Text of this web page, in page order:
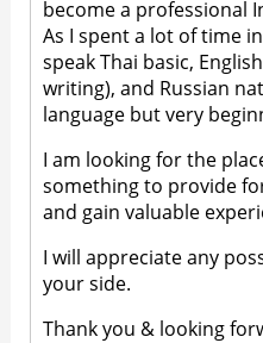
become a professional
As I spent a lot of time
speak Thai basic,
writing), and Russian
language but very
I am looking for the
something to provide
and gain valuable
I will appreciate any
your side.
Thank you & looking